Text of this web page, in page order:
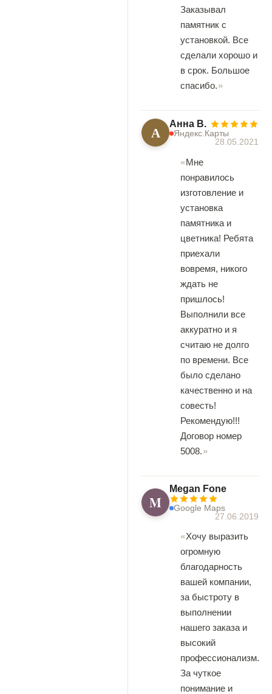
Заказывал
памятник с
установкой. Все
сделали хорошо и
в срок. Большое
спасибо.
А Анна В.
Яндекс.Карты
28.05.2021
Мне
понравилось
изготовление и
установка
памятника и
цветника! Ребята
приехали
вовремя, никого
ждать не
пришлось!
Выполнили все
аккуратно и я
считаю не долго
по времени. Все
было сделано
качественно и на
совесть!
Рекомендую!!!
Договор номер
5008.
M
Megan Fone
Google Maps
27.06.2019
Хочу выразить
огромную
благодарность
вашей компании,
за быстроту в
выполнении
нашего заказа и
высокий
профессионализм.
За чуткое
понимание и